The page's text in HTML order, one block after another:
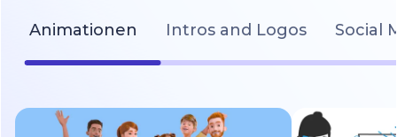
Animationen Intros and Logos Social